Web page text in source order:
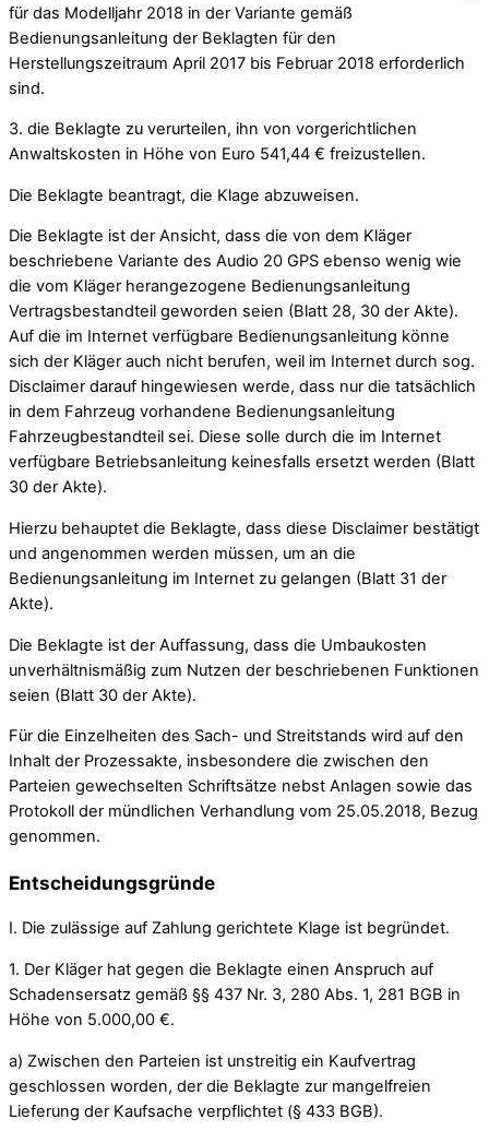
für das Modelljahr 2018 in der Variante gemäß
Bedienungsanleitung der Beklagten für den
Herstellungszeitraum April 2017 bis Februar 2018 erforderlich
sind.
3. die Beklagte zu verurteilen, ihn von vorgerichtlichen
Anwaltskosten in Höhe von Euro 541,44 € freizustellen.
Die Beklagte beantragt, die Klage abzuweisen.
Die Beklagte ist der Ansicht, dass die von dem Kläger
beschriebene Variante des Audio 20 GPS ebenso wenig wie
die vom Kläger herangezogene Bedienungsanleitung
Vertragsbestandteil geworden seien (Blatt 28, 30 der Akte).
Auf die im Internet verfügbare Bedienungsanleitung könne
sich der Kläger auch nicht berufen, weil im Internet durch sog.
Disclaimer darauf hingewiesen werde, dass nur die tatsächlich
in dem Fahrzeug vorhandene Bedienungsanleitung
Fahrzeugbestandteil sei. Diese solle durch die im Internet
verfügbare Betriebsanleitung keinesfalls ersetzt werden (Blatt
30 der Akte).
Hierzu behauptet die Beklagte, dass diese Disclaimer bestätigt
und angenommen werden müssen, um an die
Bedienungsanleitung im Internet zu gelangen (Blatt 31 der
Akte).
Die Beklagte ist der Auffassung, dass die Umbaukosten
unverhältnismäßig zum Nutzen der beschriebenen Funktionen
seien (Blatt 30 der Akte).
Für die Einzelheiten des Sach- und Streitstands wird auf den
Inhalt der Prozessakte, insbesondere die zwischen den
Parteien gewechselten Schriftsätze nebst Anlagen sowie das
Protokoll der mündlichen Verhandlung vom 25.05.2018, Bezug
genommen.
Entscheidungsgründe
I. Die zulässige auf Zahlung gerichtete Klage ist begründet.
1. Der Kläger hat gegen die Beklagte einen Anspruch auf
Schadensersatz gemäß §§ 437 Nr. 3, 280 Abs. 1, 281 BGB in
Höhe von 5.000,00 €.
a) Zwischen den Parteien ist unstreitig ein Kaufvertrag
geschlossen worden, der die Beklagte zur mangelfreien
Lieferung der Kaufsache verpflichtet (§ 433 BGB).